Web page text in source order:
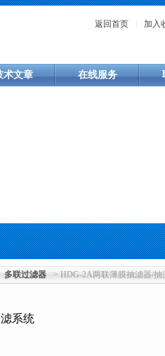
返回首页 加入
术文章 在线服务
多联过滤器 > HDG-2A两联薄膜抽滤器/抽
系统